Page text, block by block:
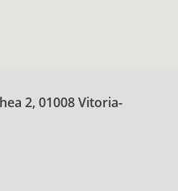
2, 01008 Vitoria-